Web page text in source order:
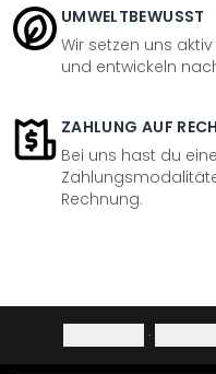
UMWELTBEWUSST
Wir setzen uns
und entwickeln
ZAHLUNG AUF
Bei uns hast du
Rechnung.
·